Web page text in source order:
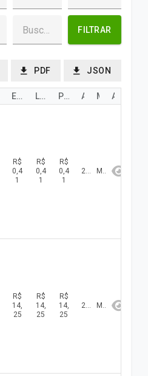
FILTRAR
PDF JSON
Empenho Liquidado Pago
R$
0,4
1
R$
0,4
1
R$
0,4
1
2026 Maio
R$
14,
25
R$
14,
25
R$
14,
25
2026 Maio